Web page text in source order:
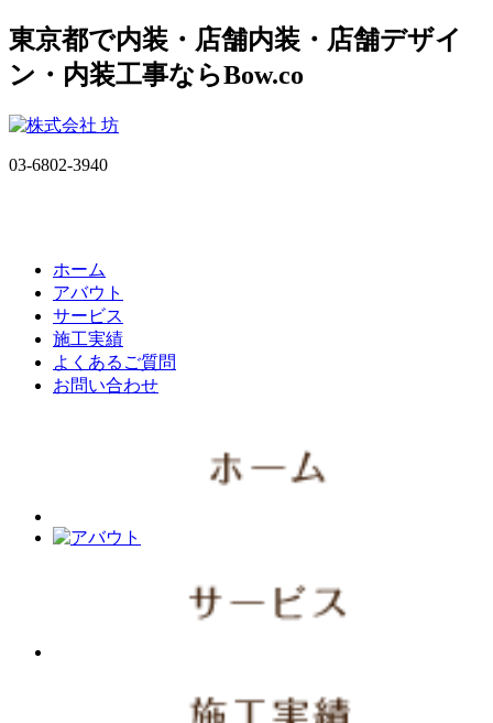
東京都で内装・店舗内装・店舗デザイ
ン・内装工事ならBow.co
03-6802-3940
ホーム
アバウト
サービス
施工実績
よくあるご質問
お問い合わせ